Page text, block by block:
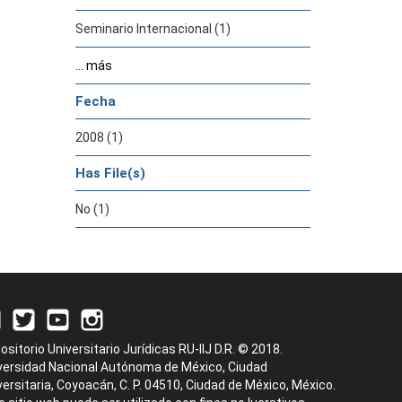
Seminario Internacional (1)
... más
Fecha
2008 (1)
Has File(s)
No (1)
Universitario Jurídicas RU-IIJ D.R. © 2018.
Nacional Autónoma de México, Ciudad
Coyoacán, C. P. 04510, Ciudad de México, México.